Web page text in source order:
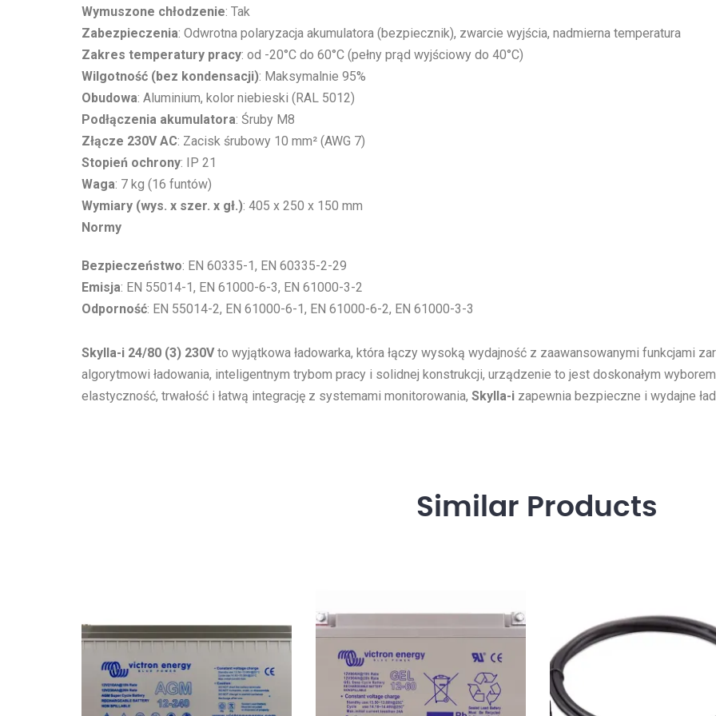
Wymuszone chłodzenie: Tak
Zabezpieczenia: Odwrotna polaryzacja akumulatora (bezpiecznik), zwarcie wyjścia, nadmierna temperatura
Zakres temperatury pracy: od -20°C do 60°C (pełny prąd wyjściowy do 40°C)
Wilgotność (bez kondensacji): Maksymalnie 95%
Obudowa: Aluminium, kolor niebieski (RAL 5012)
Podłączenia akumulatora: Śruby M8
Złącze 230V AC: Zacisk śrubowy 10 mm² (AWG 7)
Stopień ochrony: IP 21
Waga: 7 kg (16 funtów)
Wymiary (wys. x szer. x gł.): 405 x 250 x 150 mm
Normy
Bezpieczeństwo: EN 60335-1, EN 60335-2-29
Emisja: EN 55014-1, EN 61000-6-3, EN 61000-3-2
Odporność: EN 55014-2, EN 61000-6-1, EN 61000-6-2, EN 61000-3-3
Skylla-i 24/80 (3) 230Vto wyjątkowa ładowarka, która łączy wysoką wydajność z zaawansowanymi funkcjami
algorytmowi ładowania, inteligentnym trybom pracy i solidnej konstrukcji, urządzenie to jest doskonałym
elastyczność, trwałość i łatwą integrację z systemami monitorowania, Skylla-i zapewnia bezpieczne i wydajne
Similar Products